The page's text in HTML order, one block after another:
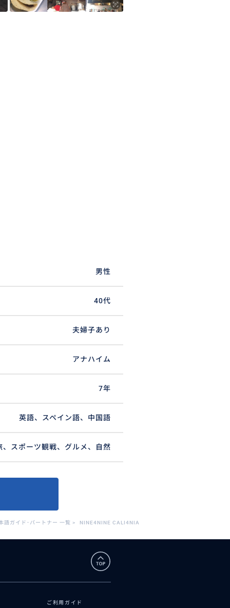
男性
40代
夫婦子あり
アナハイム
7年
英語、スペイン語、中国語
、スポーツ観戦、グルメ、自然
語ガイド･パートナー 一覧 > NINE4NINE CALI4NIA
ご利用ガイド